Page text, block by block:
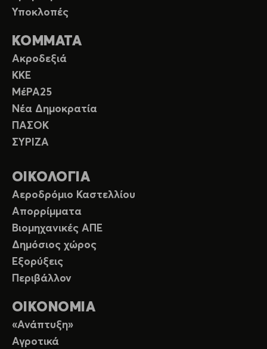
Υποκλοπές
ΚΟΜΜΑΤΑ
Ακροδεξιά
ΚΚΕ
ΜέΡΑ25
Νέα Δημοκρατία
ΠΑΣΟΚ
ΣΥΡΙΖΑ
ΟΙΚΟΛΟΓΙΑ
Αεροδρόμιο Καστελλίου
Απορρίμματα
Βιομηχανικές ΑΠΕ
Δημόσιος χώρος
Εξορύξεις
Περιβάλλον
ΟΙΚΟΝΟΜΙΑ
«Ανάπτυξη»
Αγροτικά